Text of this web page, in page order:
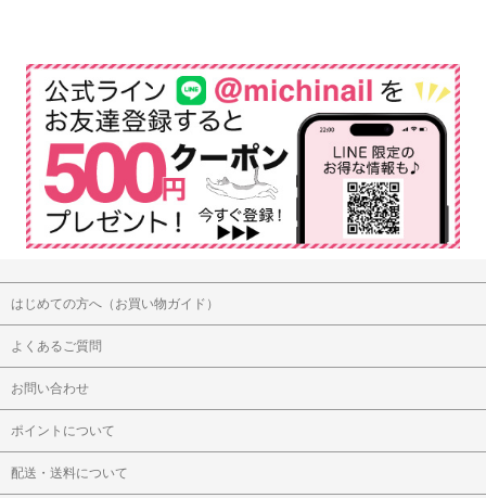
はじめての方へ（お買い物ガイド）
よくあるご質問
お問い合わせ
ポイントについて
配送・送料について